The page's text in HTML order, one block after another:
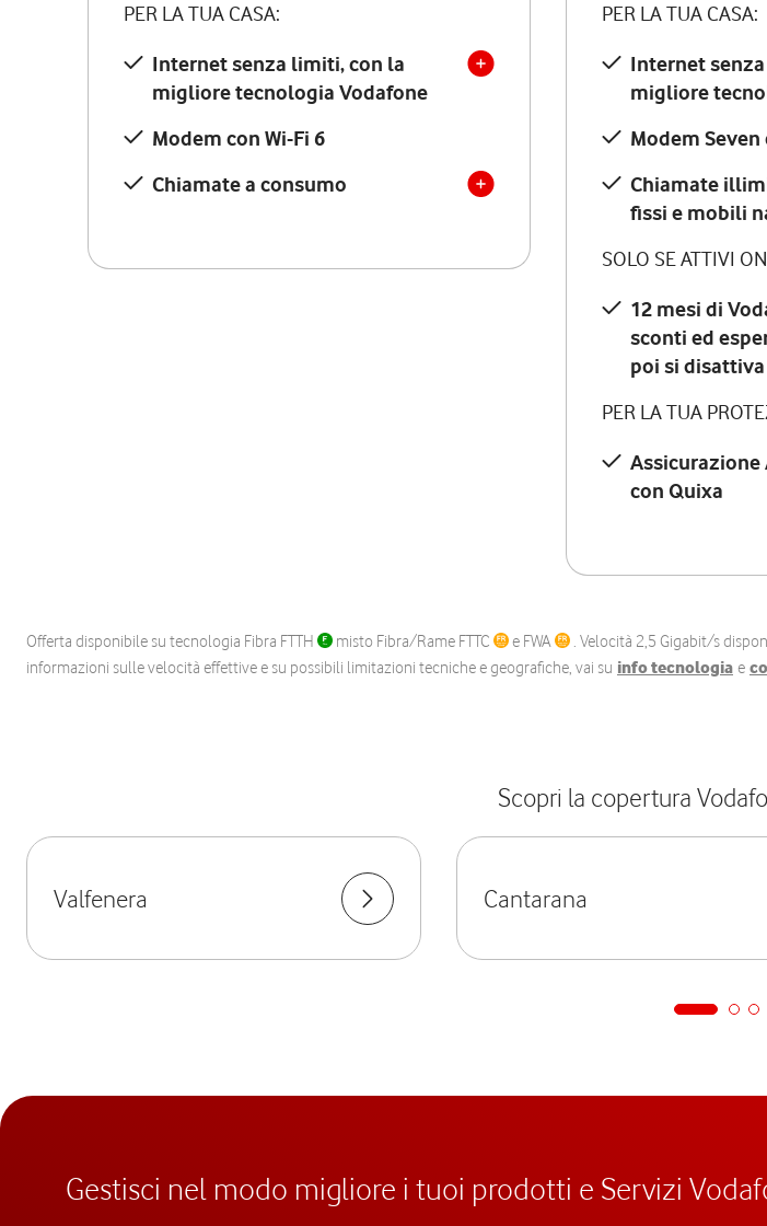
PER LA TUA CASA:
Internet senza limiti, con la
migliore tecnologia Vodafone
Modem con Wi-Fi 6
Chiamate a consumo
PER LA TUA CASA:
Internet
migliore
Modem Seven
Chiamate
fissi e mobili
SOLO SE ATTIVI
12 mesi di
sconti ed
poi si
PER LA TUA
Assicurazione
con Quixa
Offerta disponibile su tecnologia Fibra FTTH misto Fibra/Rame FTTC e FWA . Velocità 2,5 Gigabit/s
informazioni sulle velocità effettive e su possibili limitazioni tecniche e geografiche, vai su info tecnologia e
Scopri la copertura
Valfenera Cantarana
Gestisci nel modo migliore i tuoi prodotti e Servizi